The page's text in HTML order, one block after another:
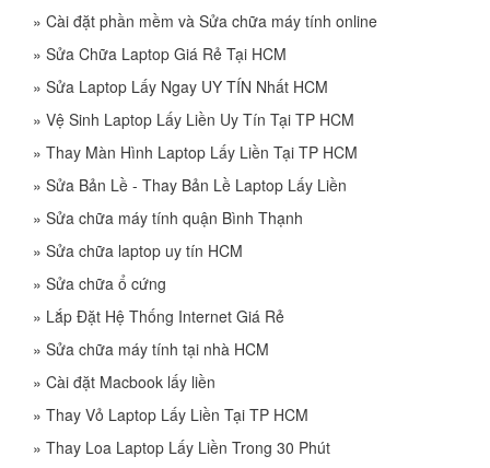
» Cài đặt phần mềm và Sửa chữa máy tính online
» Sửa Chữa Laptop Giá Rẻ Tại HCM
» Sửa Laptop Lấy Ngay UY TÍN Nhất HCM
» Vệ Sinh Laptop Lấy Liền Uy Tín Tại TP HCM
» Thay Màn Hình Laptop Lấy Liền Tại TP HCM
» Sửa Bản Lề - Thay Bản Lề Laptop Lấy Liền
» Sửa chữa máy tính quận Bình Thạnh
» Sửa chữa laptop uy tín HCM
» Sửa chữa ổ cứng
» Lắp Đặt Hệ Thống Internet Giá Rẻ
» Sửa chữa máy tính tại nhà HCM
» Cài đặt Macbook lấy liền
» Thay Vỏ Laptop Lấy Liền Tại TP HCM
» Thay Loa Laptop Lấy Liền Trong 30 Phút